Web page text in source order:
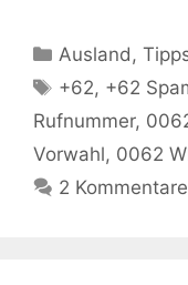
Kategorien
Ausland ,
Schlagwörter
+62, +62
Rufnummer,
Vorwahl, 0062
2 Kommentare